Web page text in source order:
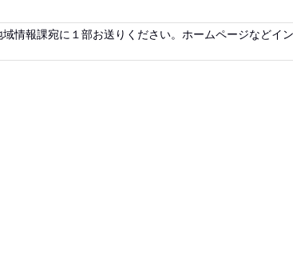
情報課宛に１部お送りください。ホームページなどイ